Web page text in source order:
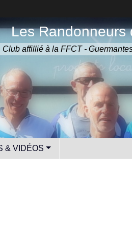
Les Randonneurs
Club affillié à la FFCT -
& VIDÉOS